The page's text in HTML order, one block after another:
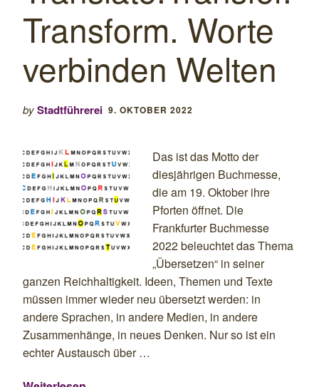
Transform. Worte
verbinden Welten
byStadtführerei 9. OKTOBER 2022
Das ist das Motto der
diesjährigen Buchmesse,
die am 19. Oktober ihre
Pforten öffnet. Die
Frankfurter Buchmesse
2022 beleuchtet das Thema
„Übersetzen“ in seiner
ganzen Reichhaltigkeit. Ideen, Themen und Texte
müssen immer wieder neu übersetzt werden: in
andere Sprachen, in andere Medien, in andere
Zusammenhänge, in neues Denken. Nur so ist ein
echter Austausch über …